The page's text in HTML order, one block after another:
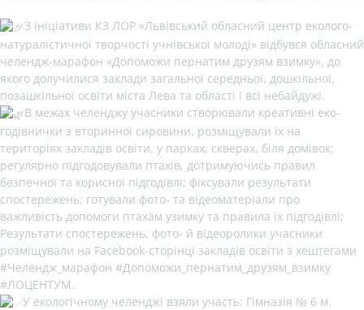
З ініціативи КЗ ЛОР «Львівський обласний центр еколого-
натуралістичної творчості учнівської молоді» відбувся обласний
челендж-марафон «Допоможи пернатим друзям взимку», до
якого долучилися заклади загальної середньої, дошкільної,
позашкільної освіти міста Лева та області і всі небайдужі.
В межах челенджу учасники створювали креативні еко-
годівнички з вторинної сировини, розміщували їх на
територіях закладів освіти, у парках, скверах, біля домівок;
регулярно підгодовували птахів, дотримуючись правил
безпечної та корисної підгодівлі; фіксували результати
спостережень; готували фото- та відеоматеріали про
важливість допомоги птахам узимку та правила їх підгодівлі;
Результати спостережень, фото- й відеоролики учасники
розміщували на Facebook-сторінці закладів освіти з хештегами
#Челендж_марафон #Допоможи_пернатим_друзям_взимку
#ЛОЦЕНТУМ.
У екологічному челенджі взяли участь: Гімназія № 6 м.